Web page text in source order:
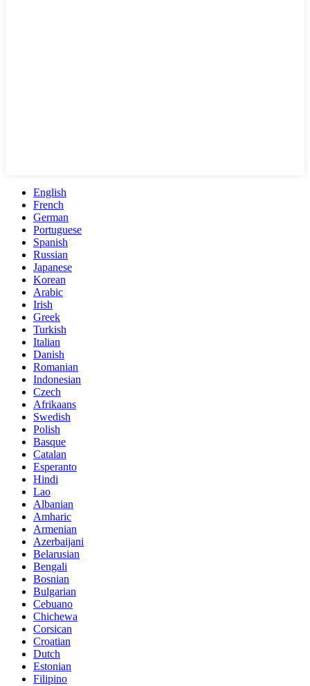
English
French
German
Portuguese
Spanish
Russian
Japanese
Korean
Arabic
Irish
Greek
Turkish
Italian
Danish
Romanian
Indonesian
Czech
Afrikaans
Swedish
Polish
Basque
Catalan
Esperanto
Hindi
Lao
Albanian
Amharic
Armenian
Azerbaijani
Belarusian
Bengali
Bosnian
Bulgarian
Cebuano
Chichewa
Corsican
Croatian
Dutch
Estonian
Filipino